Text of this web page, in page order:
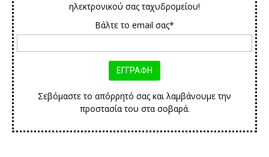
ηλεκτρονικού σας ταχυδρομείου!
Βάλτε το email σας*
Σεβόμαστε το απόρρητό σας και λαμβάνουμε την
προστασία του στα σοβαρά.